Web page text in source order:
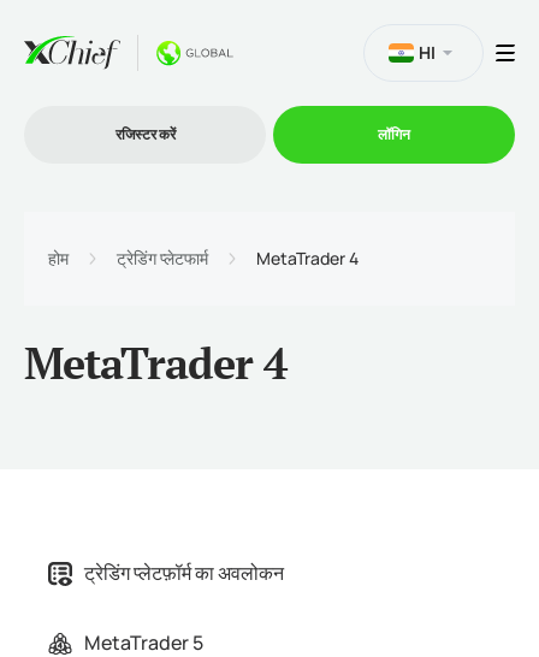
प्रोमोशन
HI
रजिस्टर करें लॉगिन
होम ट्रेडिंग प्लेटफार्म MetaTrader 4
MetaTrader 4
ट्रेडिंग प्लेटफ़ॉर्म का अवलोकन
MetaTrader 5